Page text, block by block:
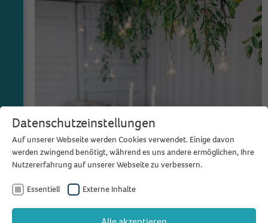
Datenschutzeinstellungen
Auf unserer Webseite werden Cookies verwendet. Einige davon
werden zwingend benötigt, während es uns andere ermöglichen, Ihre
Nutzererfahrung auf unserer Webseite zu verbessern.
Essentiell Externe Inhalte